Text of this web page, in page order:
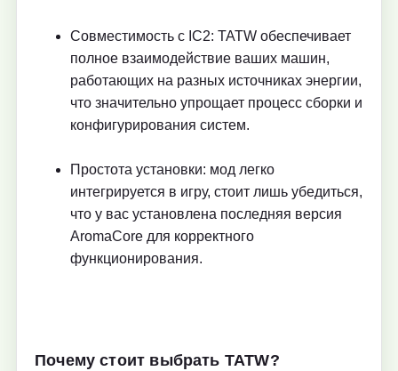
Совместимость с IC2: TATW обеспечивает
полное взаимодействие ваших машин,
работающих на разных источниках энергии,
что значительно упрощает процесс сборки и
конфигурирования систем.
Простота установки: мод легко
интегрируется в игру, стоит лишь убедиться,
что у вас установлена последняя версия
AromaCore для корректного
функционирования.
Почему стоит выбрать TATW?